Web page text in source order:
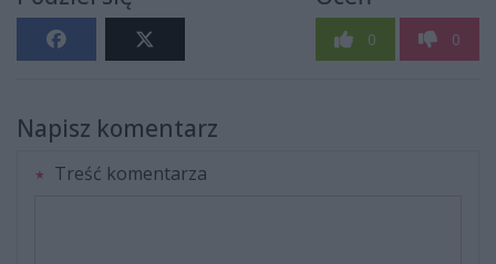
0 0
Napisz komentarz
Treść komentarza